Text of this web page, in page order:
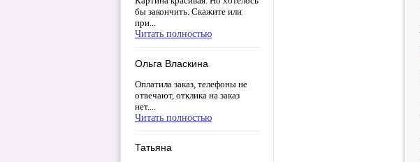
бы закончить. Скажите или
при...
Читать полностью
Ольга Власкина
Оплатила заказ, телефоны не
отвечают, отклика на заказ
нет....
Читать полностью
Татьяна